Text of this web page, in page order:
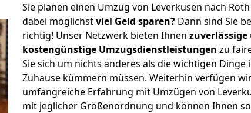
Sie planen einen Umzug von Leverkusen nach
dabei möglichstviel Geld sparen? Dann sind Sie
richtig! Unser Netzwerk bieten Ihnen zuverlässige
kostengünstige Umzugsdienstleistungen zu
Sie sich um nichts anderes als die wichtigen Dinge
Zuhause kümmern müssen. Weiterhin verfügen
umfangreiche Erfahrung mit Umzügen von
mit jeglicher Größenordnung und können Ihnen